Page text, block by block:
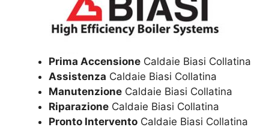
Prima Accensione Caldaie Biasi Collatina
Assistenza Caldaie Biasi Collatina
Manutenzione Caldaie Biasi Collatina
Riparazione Caldaie Biasi Collatina
Pronto Intervento Caldaie Biasi Collatina